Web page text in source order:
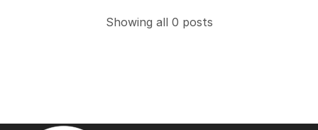
Showing all 0 posts